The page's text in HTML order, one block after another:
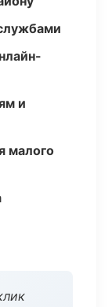
и
малого